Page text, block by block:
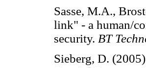
Sasse, M.A.,
link" - a human/
security. BT
Sieberg, D.